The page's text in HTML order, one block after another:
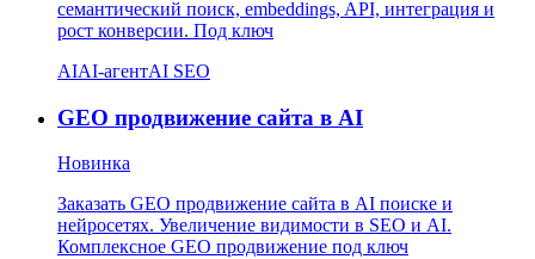
семантический поиск, embeddings, API, интеграция и
рост конверсии. Под ключ
AIAI-агентAI SEO
GEO продвижение сайта в AI
Новинка
Заказать GEO продвижение сайта в AI поиске и
нейросетях. Увеличение видимости в SEO и AI.
Комплексное GEO продвижение под ключ